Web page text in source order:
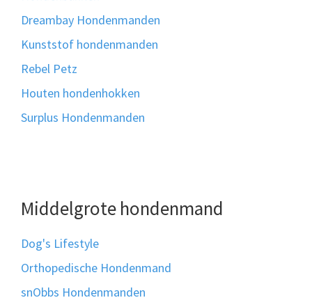
Dreambay Hondenmanden
Kunststof hondenmanden
Rebel Petz
Houten hondenhokken
Surplus Hondenmanden
Middelgrote hondenmand
Dog's Lifestyle
Orthopedische Hondenmand
snObbs Hondenmanden